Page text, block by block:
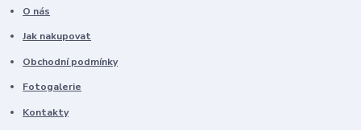
O nás
Jak nakupovat
Obchodní podmínky
Fotogalerie
Kontakty